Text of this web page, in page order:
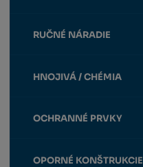
RUČNÉ NÁRADIE
HNOJIVÁ / CHÉMIA
OCHRANNÉ PRVKY
OPORNÉ KONŠTRUKCIE